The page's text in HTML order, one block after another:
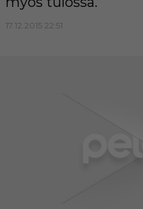
17.12.2015 22:51